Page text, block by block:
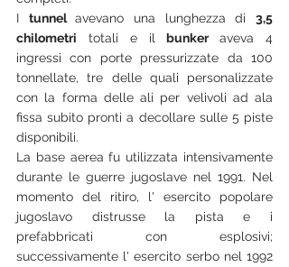
I tunnel avevano una lunghezza di 3,5
chilometri totali e il bunker aveva 4
ingressi con porte pressurizzate da 100
tonnellate, tre delle quali personalizzate
con la forma delle ali per velivoli ad ala
fissa subito pronti a decollare sulle 5 piste
disponibili.
La base aerea fu utilizzata intensivamente
durante le guerre jugoslave nel 1991. Nel
momento del ritiro, l' esercito popolare
jugoslavo distrusse la pista e i
prefabbricati con esplosivi;
successivamente l' esercito serbo nel 1992